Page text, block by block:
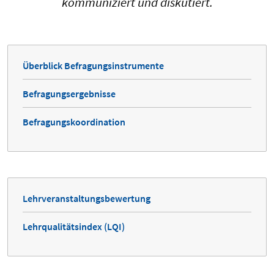
Überblick Befragungsinstrumente
Befragungsergebnisse
Befragungskoordination
Lehrveranstaltungsbewertung
Lehrqualitätsindex (LQI)